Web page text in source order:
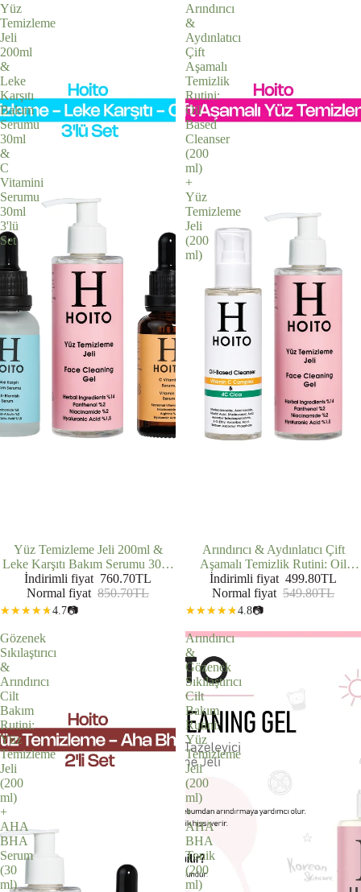
Yüz
Temizleme
Jeli
200ml
&
Leke
Karşıtı
Bakım
Serumu
30ml
&
C
Vitamini
Serumu
30ml
3'lü
Set
İNDIRIMDE
Yüz Temizleme Jeli 200ml &
Leke Karşıtı Bakım Serumu 30ml
& C Vitamini Serumu 30ml 3'lü
Set
İndirimli fiyat 760.70TL
Normal fiyat 850.70TL
4.7📷
Arındırıcı
&
Aydınlatıcı
Çift
Aşamalı
Temizlik
Rutini:
Oil
Based
Cleanser
(200
ml)
+
Yüz
Temizleme
Jeli
(200
ml)
İNDIRIMDE
Arındırıcı & Aydınlatıcı Çift
Aşamalı Temizlik Rutini: Oil
Based Cleanser (200 ml) + Yüz
Temizleme Jeli (200 ml)
İndirimli fiyat 499.80TL
Normal fiyat 549.80TL
4.8📷
Gözenek
Sıkılaştırıcı
&
Arındırıcı
Cilt
Bakım
Rutini:
Yüz
Temizleme
Jeli
(200
ml)
+
AHA
BHA
Serum
(30
ml)
Arındırıcı
&
Gözenek
Sıkılaştırıcı
Cilt
Bakım
Rutini:
Yüz
Temizleme
Jeli
(200
ml)
+
AHA
BHA
Tonik
(200
ml)